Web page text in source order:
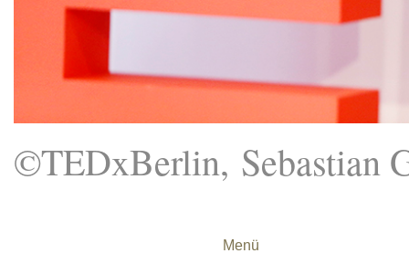
©TEDxBerlin, Sebastian
Menü